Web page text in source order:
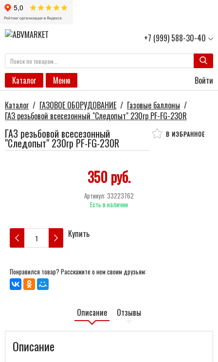
+7 (999) 588-30-40
Каталог Меню Войти
Каталог / ГАЗОВОЕ ОБОРУДОВАНИЕ / Газовые баллоны /
ГАЗ резьбовой всесезонный "Следопыт" 230гр PF-FG-230R
В ИЗБРАННОЕ
ГАЗ резьбовой всесезонный
"Следопыт" 230гр PF-FG-230R
350 руб.
Артикул: 33223762
Есть в наличии
Купить
Понравился товар? Расскажите о нем своим друзьям:
Описание Отзывы
Описание